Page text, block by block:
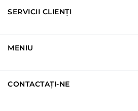
SERVICII CLIENȚI
MENIU
CONTACTAȚI-NE